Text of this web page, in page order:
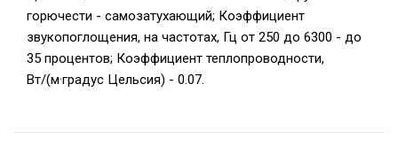
горючести - самозатухающий; Коэффициент
звукопоглощения, на частотах, Гц от 250 до 6300 - до
35 процентов; Коэффициент теплопроводности,
Вт/(м·градус Цельсия) - 0.07.